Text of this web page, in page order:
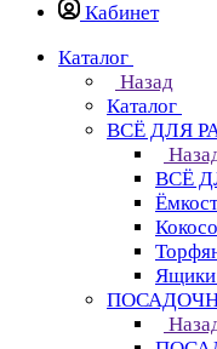
Кабинет
Каталог
Назад
Каталог
ВСЁ ДЛЯ
ВСЁ
Ящики